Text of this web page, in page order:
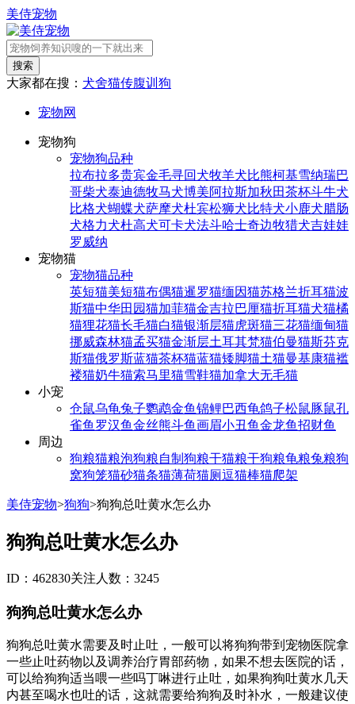
美侍宠物
搜索
大家都在搜： 犬舍猫传腹训狗
宠物网
宠物狗
宠物狗品种
拉布拉多贵宾金毛寻回犬牧羊犬比熊柯基雪纳瑞巴
哥柴犬泰迪德牧马犬博美阿拉斯加秋田茶杯斗牛犬
比格犬蝴蝶犬萨摩犬杜宾松狮犬比特犬小鹿犬腊肠
犬格力犬杜高犬可卡犬法斗哈士奇边牧猎犬吉娃娃
罗威纳
宠物猫
宠物猫品种
英短猫美短猫布偶猫暹罗猫缅因猫苏格兰折耳猫波
斯猫中华田园猫加菲猫金吉拉巴厘猫折耳猫犬猫橘
猫狸花猫长毛猫白猫银渐层猫虎斑猫三花猫缅甸猫
挪威森林猫孟买猫金渐层土耳其梵猫伯曼猫斯芬克
斯猫俄罗斯蓝猫茶杯猫蓝猫矮脚猫土猫曼基康猫褴
褛猫奶牛猫索马里猫雪鞋猫加拿大无毛猫
小宠
仓鼠乌龟兔子鹦鹉金鱼锦鲤巴西龟鸽子松鼠豚鼠孔
雀鱼 罗汉鱼金丝熊斗鱼画眉小丑鱼金龙鱼招财鱼
周边
狗粮猫粮泡狗粮自制狗粮干猫粮干狗粮龟粮兔粮狗
窝狗笼猫砂猫条猫薄荷猫厕逗猫棒猫爬架
美侍宠物>狗狗>狗狗总吐黄水怎么办
狗狗总吐黄水怎么办
ID：462830关注人数：3245
狗狗总吐黄水怎么办
狗狗总吐黄水需要及时止吐，一般可以将狗狗带到宠物医院拿
一些止吐药物以及调养治疗胃部药物，如果不想去医院的话，
可以给狗狗适当喂一些吗丁啉进行止吐，如果狗狗吐黄水几天
内甚至喝水也吐的话，这就需要给狗狗及时补水，一般建议使